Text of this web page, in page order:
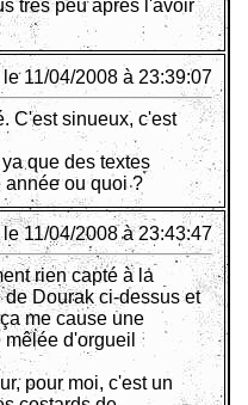
très peu après l'avoir
le 11/04/2008 à 23:39:07
C'est sinueux, c'est
que des textes
année ou quoi ?
le 11/04/2008 à 23:43:47
rien capté à la
Dourak ci-dessus et
me cause une
d'orgueil
pour moi, c'est un